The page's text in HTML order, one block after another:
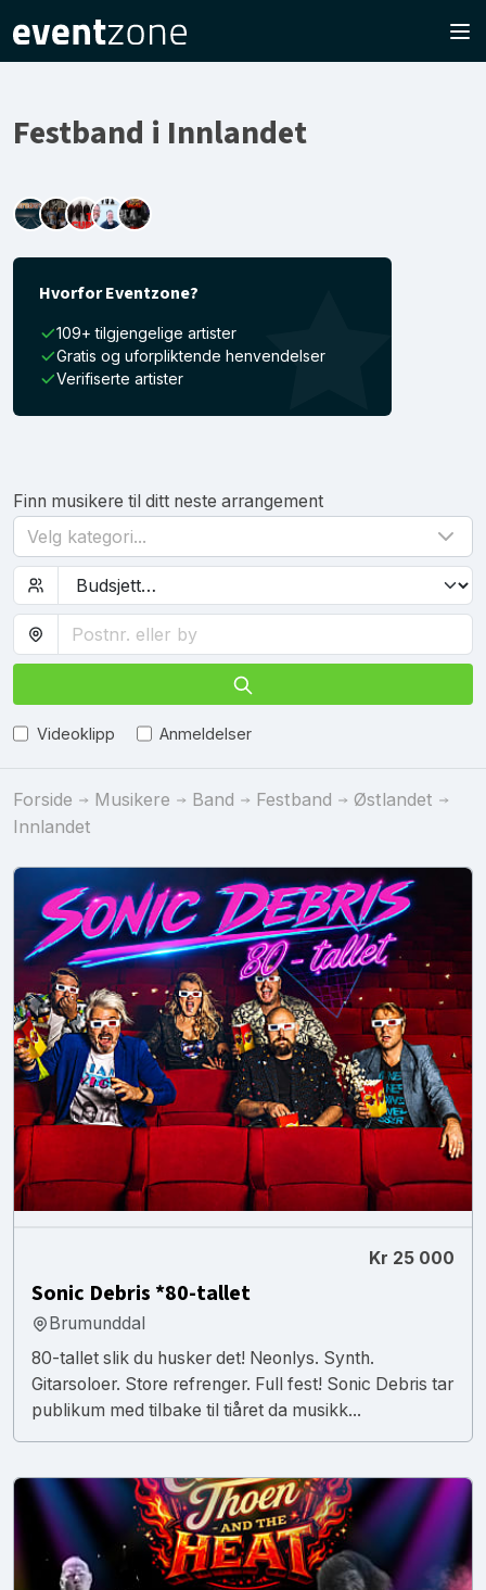
Festband i Innlandet
Hvorfor Eventzone?
109+ tilgjengelige artister
Gratis og uforpliktende henvendelser
Verifiserte artister
Finn musikere til ditt neste arrangement
Velg kategori...
Videoklipp Anmeldelser
Forside Musikere Band Festband
Østlandet
Innlandet
Kr 25 000
Sonic Debris *80-tallet
Brumunddal
80-tallet slik du husker det! Neonlys. Synth.
Gitarsoloer. Store refrenger. Full fest! Sonic Debris tar
publikum med tilbake til tiåret da musikk...